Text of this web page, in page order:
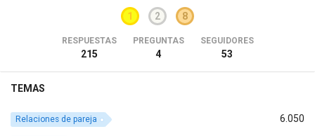
1 2 8
RESPUESTAS
215
PREGUNTAS
4
SEGUIDORES
53
TEMAS
6.050
Relaciones de pareja